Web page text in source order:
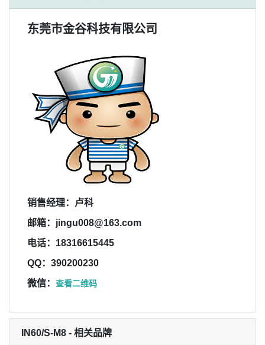
东莞市金谷科技有限公司
销售经理：卢科
邮箱：jingu008@163.com
电话：18316615445
QQ：390200230
微信： 查看二维码
IN60/S-M8 - 相关品牌